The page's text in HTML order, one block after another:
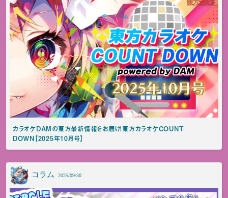
カラオケDAMの東方最新情報をお届け！東方カラオケCOUNT
DOWN【2025年10月号】
コラム 2025/09/30